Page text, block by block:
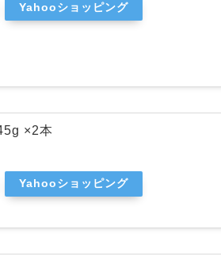
Yahooショッピング
×2本
Yahooショッピング